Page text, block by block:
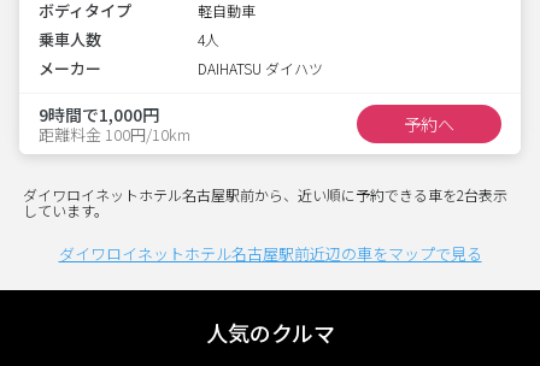
ボディタイプ 軽自動車
乗車人数 4人
メーカー DAIHATSU ダイハツ
9時間で1,000円
距離料金 100円/10km 予約へ
ダイワロイネットホテル名古屋駅前から、近い順に予約できる車を2台表示
しています。
ダイワロイネットホテル名古屋駅前近辺の車をマップで見る
人気のクルマ